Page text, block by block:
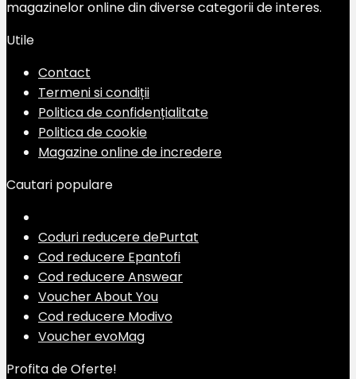
magazinelor online din diverse categorii de interes.
Utile
Contact
Termeni si condiții
Politica de confidențialitate
Politica de cookie
Magazine online de incredere
Cautari populare
Coduri reducere dePurtat
Cod reducere Epantofi
Cod reducere Answear
Voucher About You
Cod reducere Modivo
Voucher evoMag
Profita de Oferte!